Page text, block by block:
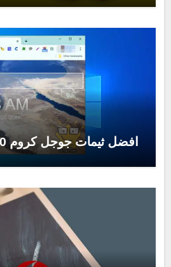
افضل ثيمات جوجل كروم 2020